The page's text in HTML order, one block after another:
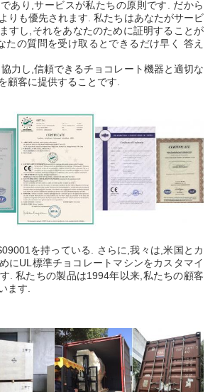
あり,サービスが私たちの原則です. だから
りも優先されます. 私たちはあなたがサービ
すし,それをあなたのために証明することが
たの質問を受け取るとできるだけ早く 答え
力し,信頼できるチョコレート機器と適切な
顧客に提供することです.
を持っている. さらに,我々は,米国とカ
にUL標準チョコレートマシンをカスタマイ
. 私たちの製品は1994年以来,私たちの顧客
ます.